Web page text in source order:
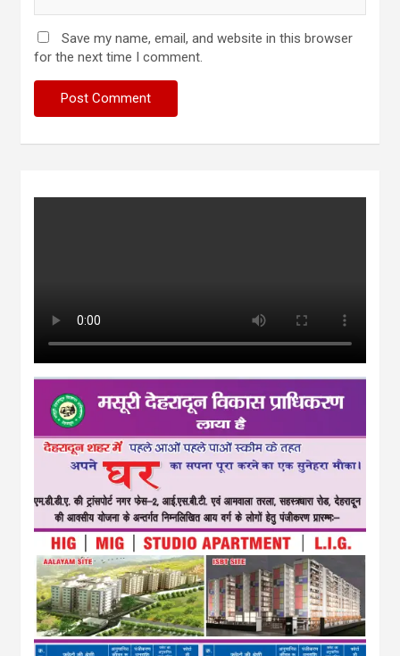
Save my name, email, and website in this browser
for the next time I comment.